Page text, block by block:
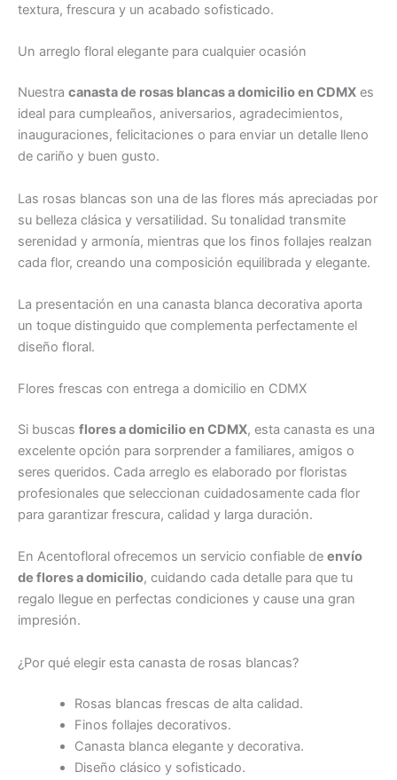
textura, frescura y un acabado sofisticado.
Un arreglo floral elegante para cualquier ocasión
Nuestra canasta de rosas blancas a domicilio en CDMX es
ideal para cumpleaños, aniversarios, agradecimientos,
inauguraciones, felicitaciones o para enviar un detalle lleno
de cariño y buen gusto.
Las rosas blancas son una de las flores más apreciadas por
su belleza clásica y versatilidad. Su tonalidad transmite
serenidad y armonía, mientras que los finos follajes realzan
cada flor, creando una composición equilibrada y elegante.
La presentación en una canasta blanca decorativa aporta
un toque distinguido que complementa perfectamente el
diseño floral.
Flores frescas con entrega a domicilio en CDMX
Si buscas flores a domicilio en CDMX, esta canasta es una
excelente opción para sorprender a familiares, amigos o
seres queridos. Cada arreglo es elaborado por floristas
profesionales que seleccionan cuidadosamente cada flor
para garantizar frescura, calidad y larga duración.
En Acentofloral ofrecemos un servicio confiable de envío
de flores a domicilio, cuidando cada detalle para que tu
regalo llegue en perfectas condiciones y cause una gran
impresión.
¿Por qué elegir esta canasta de rosas blancas?
Rosas blancas frescas de alta calidad.
Finos follajes decorativos.
Canasta blanca elegante y decorativa.
Diseño clásico y sofisticado.